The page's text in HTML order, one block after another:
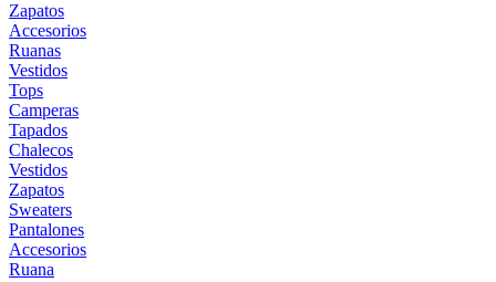
Zapatos
Accesorios
Ruanas
Vestidos
Tops
Camperas
Tapados
Chalecos
Vestidos
Zapatos
Sweaters
Pantalones
Accesorios
Ruana